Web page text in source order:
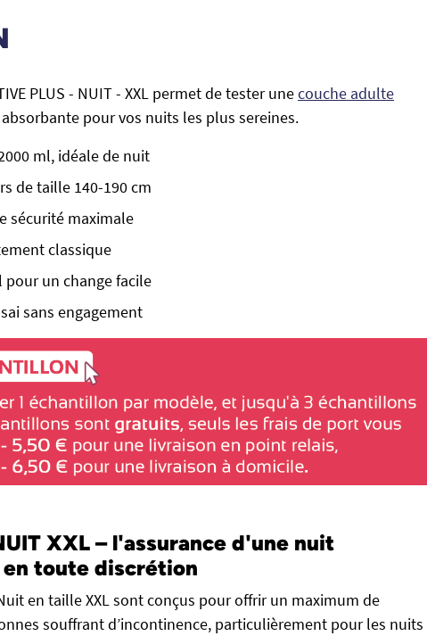
PLUS - NUIT - XXL permet de tester unecouche adulte
pour vos nuits les plus sereines.
ml, idéale de nuit
de taille 140-190 cm
sécurité maximale
classique
pour un change facile
sans engagement
XXL – l'assurance d'une nuit
toute discrétion
Nuit en taille XXL sont conçus pour offrir un maximum de
souffrant d’incontinence, particulièrement pour les nuits